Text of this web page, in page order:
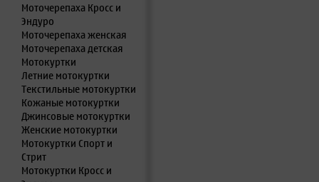
Моточерепаха Кросс и
Эндуро
Моточерепаха женская
Моточерепаха детская
Мотокуртки
Летние мотокуртки
Текстильные мотокуртки
Кожаные мотокуртки
Джинсовые мотокуртки
Женские мотокуртки
Мотокуртки Спорт и
Стрит
Мотокуртки Кросс и